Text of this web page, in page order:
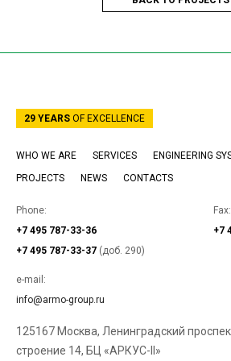
29 YEARS OF EXCELLENCE
WHO WE ARE SERVICES ENGINEERING
PROJECTS
NEWS CONTACTS
Phone:
+7 495 787-33-36
+7 495 787-33-37 (доб. 290)
Fax:
+7
e-mail:
info@armo-group.ru
125167 Москва, Ленинградский
строение 14, БЦ «АРКУС-II»